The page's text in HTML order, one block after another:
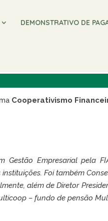
DEMONSTRATIVO DE
Cooperativismo
Gestão Empresarial pela
Foi também
além de Diretor
– fundo de pensão